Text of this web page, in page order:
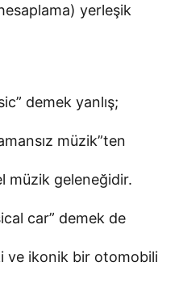
yerleşik
demek yanlış;
müzik”ten
müzik geleneğidir.
car” demek de
ve ikonik bir otomobili